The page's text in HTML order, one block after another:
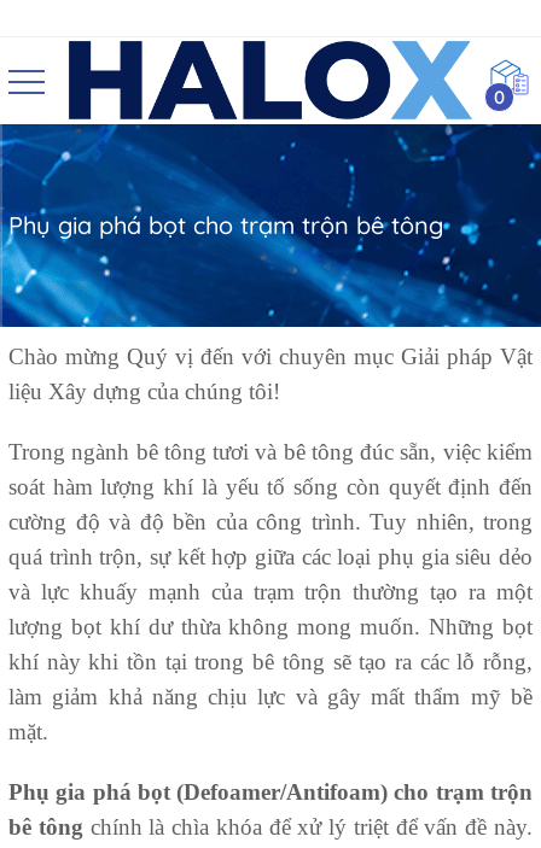
0
Phụ gia phá bọt cho trạm trộn bê tông
Chào mừng Quý vị đến với chuyên mục Giải pháp Vật
liệu Xây dựng của chúng tôi!
Trong ngành bê tông tươi và bê tông đúc sẵn, việc kiểm
soát hàm lượng khí là yếu tố sống còn quyết định đến
cường độ và độ bền của công trình. Tuy nhiên, trong
quá trình trộn, sự kết hợp giữa các loại phụ gia siêu dẻo
và lực khuấy mạnh của trạm trộn thường tạo ra một
lượng bọt khí dư thừa không mong muốn. Những bọt
khí này khi tồn tại trong bê tông sẽ tạo ra các lỗ rỗng,
làm giảm khả năng chịu lực và gây mất thẩm mỹ bề
mặt.
Phụ gia phá bọt (Defoamer/Antifoam) cho trạm trộn
bê tông chính là chìa khóa để xử lý triệt để vấn đề này.